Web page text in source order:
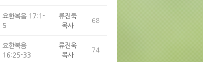
요한복음 17:1-
5
류진욱
목사
68
요한복음
16:25-33
류진욱
목사
74